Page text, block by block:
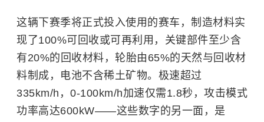
这辆下赛季将正式投入使用的赛车，制造材料实
现了100%可回收或可再利用，关键部件至少含
有20%的回收材料，轮胎由65%的天然与回收材
料制成，电池不含稀土矿物。极速超过
335km/h，0-100km/h加速仅需1.8秒，攻击模式
功率高达600kW——这些数字的另一面，是